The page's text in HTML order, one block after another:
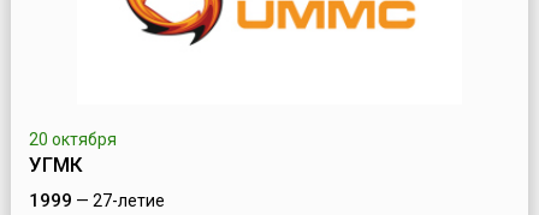
20 октября
УГМК
1999 — 27-летие